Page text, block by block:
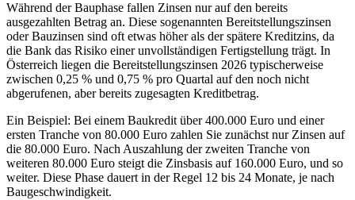
Während der Bauphase fallen Zinsen nur auf den bereits
ausgezahlten Betrag an. Diese sogenannten Bereitstellungszinsen
oder Bauzinsen sind oft etwas höher als der spätere Kreditzins, da
die Bank das Risiko einer unvollständigen Fertigstellung trägt. In
Österreich liegen die Bereitstellungszinsen 2026 typischerweise
zwischen 0,25 % und 0,75 % pro Quartal auf den noch nicht
abgerufenen, aber bereits zugesagten Kreditbetrag.
Ein Beispiel: Bei einem Baukredit über 400.000 Euro und einer
ersten Tranche von 80.000 Euro zahlen Sie zunächst nur Zinsen auf
die 80.000 Euro. Nach Auszahlung der zweiten Tranche von
weiteren 80.000 Euro steigt die Zinsbasis auf 160.000 Euro, und so
weiter. Diese Phase dauert in der Regel 12 bis 24 Monate, je nach
Baugeschwindigkeit.